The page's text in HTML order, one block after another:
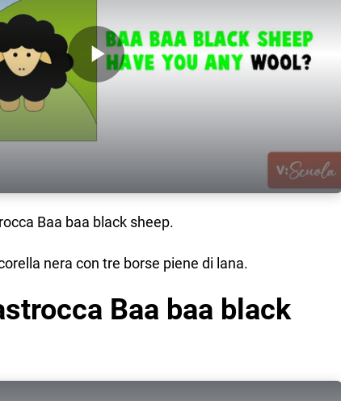
Play Video
Baa baa black sheep.
nera con tre borse piene di lana.
Baa baa black